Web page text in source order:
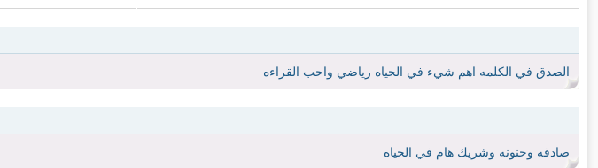
الصدق في الكلمه اهم شيء في الحياه رياضي واحب القراءه
صادقه وحنونه وشريك هام في الحياه